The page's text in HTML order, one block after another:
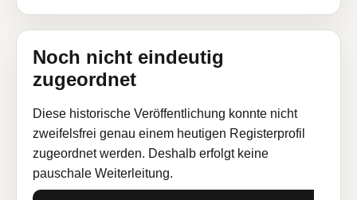
Noch nicht eindeutig
zugeordnet
Diese historische Veröffentlichung konnte nicht
zweifelsfrei genau einem heutigen Registerprofil
zugeordnet werden. Deshalb erfolgt keine
pauschale Weiterleitung.